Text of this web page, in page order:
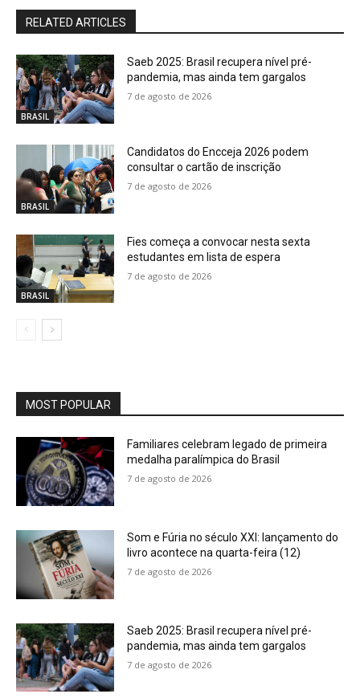
RELATED ARTICLES
BRASIL
Saeb 2025: Brasil recupera nível pré-
pandemia, mas ainda tem gargalos
7 de agosto de 2026
BRASIL
Candidatos do Encceja 2026 podem
consultar o cartão de inscrição
7 de agosto de 2026
BRASIL
Fies começa a convocar nesta sexta
estudantes em lista de espera
7 de agosto de 2026
MOST POPULAR
Familiares celebram legado de primeira
medalha paralímpica do Brasil
7 de agosto de 2026
Som e Fúria no século XXI: lançamento do
livro acontece na quarta-feira (12)
7 de agosto de 2026
Saeb 2025: Brasil recupera nível pré-
pandemia, mas ainda tem gargalos
7 de agosto de 2026